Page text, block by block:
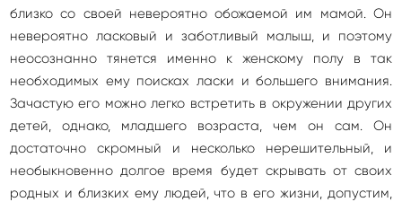
близко со своей невероятно обожаемой им мамой. Он
невероятно ласковый и заботливый малыш, и поэтому
неосознанно тянется именно к женскому полу в так
необходимых ему поисках ласки и большего внимания.
Зачастую его можно легко встретить в окружении других
детей, однако, младшего возраста, чем он сам. Он
достаточно скромный и несколько нерешительный, и
необыкновенно долгое время будет скрывать от своих
родных и близких ему людей, что в его жизни, допустим,